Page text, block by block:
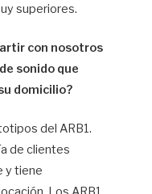
superiores.
con nosotros
sonido que
domicilio?
del ARB1.
de clientes
y tiene